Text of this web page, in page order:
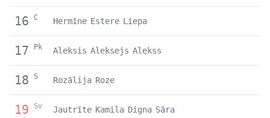
16 C Hermīne Estere Liepa
17 Pk Aleksis Aleksejs Alekss
18 S Rozālija Roze
19 Sv Jautrīte Kamila Digna Sāra